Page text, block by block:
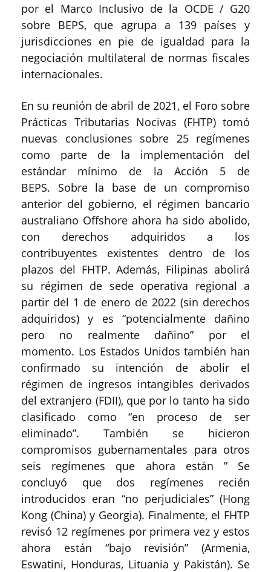
por el Marco Inclusivo de la OCDE / G20
sobre BEPS, que agrupa a 139 países y
jurisdicciones en pie de igualdad para la
negociación multilateral de normas fiscales
internacionales.
En su reunión de abril de 2021, el Foro sobre
Prácticas Tributarias Nocivas (FHTP) tomó
nuevas conclusiones sobre 25 regímenes
como parte de la implementación del
estándar mínimo de la Acción 5 de
BEPS. Sobre la base de un compromiso
anterior del gobierno, el régimen bancario
australiano Offshore ahora ha sido abolido,
con derechos adquiridos a los
contribuyentes existentes dentro de los
plazos del FHTP. Además, Filipinas abolirá
su régimen de sede operativa regional a
partir del 1 de enero de 2022 (sin derechos
adquiridos) y es “potencialmente dañino
pero no realmente dañino” por el
momento. Los Estados Unidos también han
confirmado su intención de abolir el
régimen de ingresos intangibles derivados
del extranjero (FDII), que por lo tanto ha sido
clasificado como “en proceso de ser
eliminado”. También se hicieron
compromisos gubernamentales para otros
seis regímenes que ahora están ” Se
concluyó que dos regímenes recién
introducidos eran “no perjudiciales” (Hong
Kong (China) y Georgia). Finalmente, el FHTP
revisó 12 regímenes por primera vez y estos
ahora están “bajo revisión” (Armenia,
Eswatini, Honduras, Lituania y Pakistán). Se